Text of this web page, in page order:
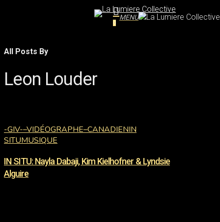
search
0
MENU
All Posts By
Leon Louder
SITU:
Nayla
Kim
Kielhofner
-GIV-–VIDÉOGRAPHE–CANADIENIN
SITUMUSIQUE
IN SITU: Nayla Dabaji, Kim Kielhofner & Lyndsie
Alguire